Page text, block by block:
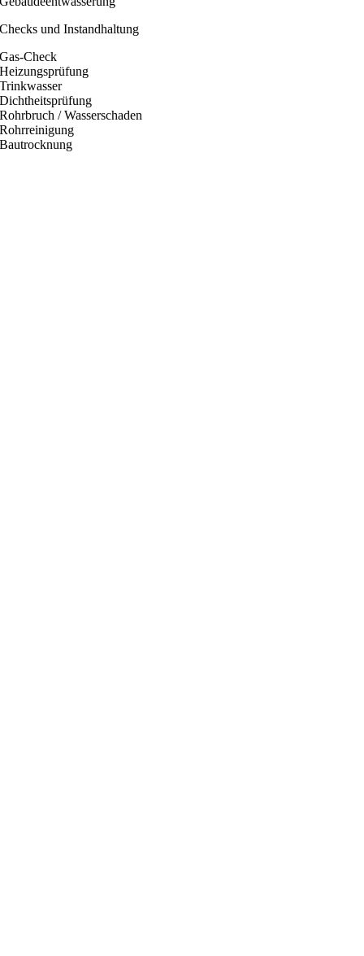
Checks und Instandhaltung
Gas-Check
Heizungsprüfung
Trinkwasser
Dichtheitsprüfung
Rohrbruch / Wasserschaden
Rohrreinigung
Bautrocknung